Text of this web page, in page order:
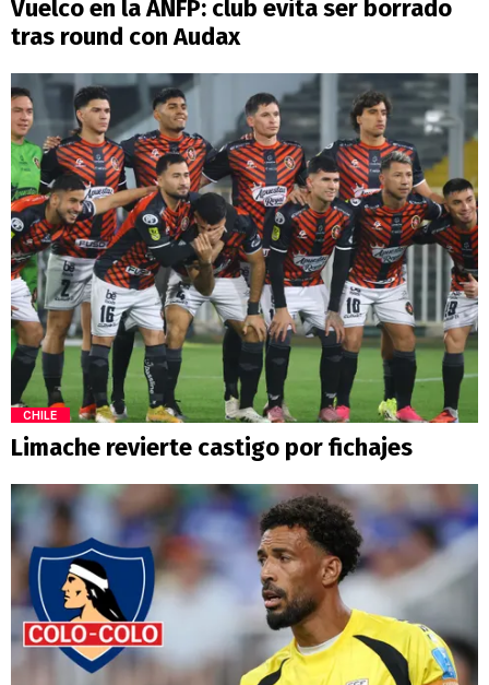
Vuelco en la ANFP: club evita ser borrado
tras round con Audax
CHILE
Limache revierte castigo por fichajes